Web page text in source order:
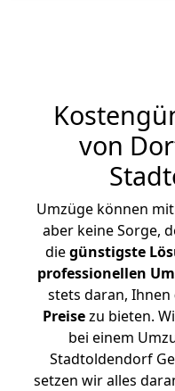
von
Umzüge können
aber keine Sorge,
diegünstigste
professionellen
stets daran, Ihnen
Preisezu bieten.
bei einem
Stadtoldendorf
setzen wir alles